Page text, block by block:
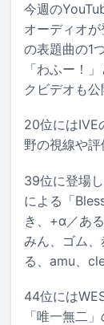
今週の
オーディオ
の表題曲の1
「わふー！
クビデオも
20位にはIVE
野の視線や
39位に登場
による「
き、+α／あ
みん、ゴム
る、amu、
44位には
「唯一無二